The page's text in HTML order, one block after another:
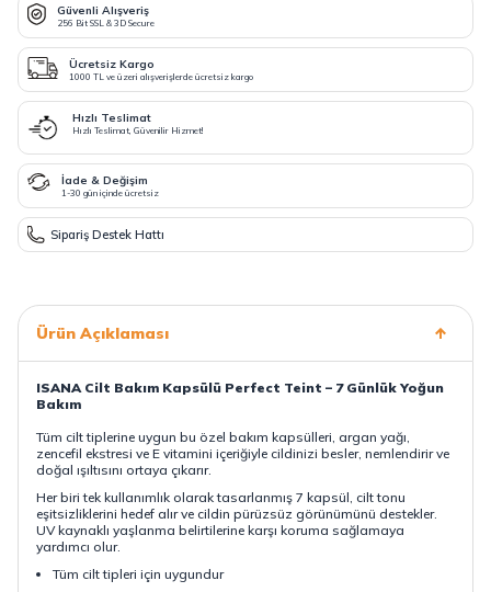
Güvenli Alışveriş
256 Bit SSL & 3D Secure
Ücretsiz Kargo
1000 TL ve üzeri alışverişlerde ücretsiz kargo
Hızlı Teslimat
Hızlı Teslimat, Güvenilir Hizmet!
İade & Değişim
1-30 gün içinde ücretsiz
Sipariş Destek Hattı
Ürün Açıklaması
ISANA Cilt Bakım Kapsülü Perfect Teint – 7 Günlük Yoğun
Bakım
Tüm cilt tiplerine uygun bu özel bakım kapsülleri, argan yağı,
zencefil ekstresi ve E vitamini içeriğiyle cildinizi besler, nemlendirir ve
doğal ışıltısını ortaya çıkarır.
Her biri tek kullanımlık olarak tasarlanmış 7 kapsül, cilt tonu
eşitsizliklerini hedef alır ve cildin pürüzsüz görünümünü destekler.
UV kaynaklı yaşlanma belirtilerine karşı koruma sağlamaya
yardımcı olur.
Tüm cilt tipleri için uygundur